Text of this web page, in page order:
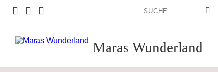
Maras Wunderland